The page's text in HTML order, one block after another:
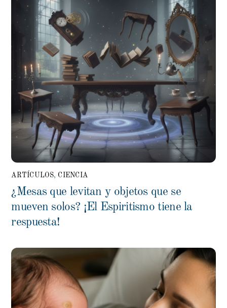
ARTÍCULOS, CIENCIA
¿Mesas que levitan y objetos que se
mueven solos? ¡El Espiritismo tiene la
respuesta!